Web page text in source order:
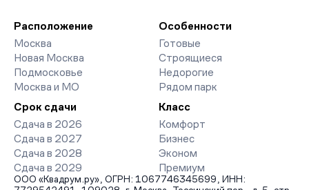
Расположение
Москва
Новая Москва
Подмосковье
Москва и МО
Особенности
Готовые
Строящиеся
Недорогие
Рядом парк
Срок сдачи
Сдача в 2026
Сдача в 2027
Сдача в 2028
Сдача в 2029
Класс
Комфорт
Бизнес
Эконом
Премиум
ООО «Квадрум.ру», ОГРН: 1067746345699, ИНН: